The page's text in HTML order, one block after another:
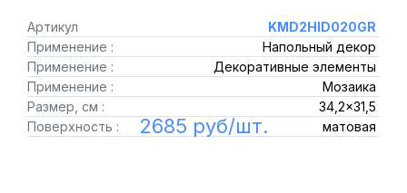
Артикул
KMD2HID020GR
Применение :
Напольный декор
Применение :
Декоративные элементы
Применение :
Мозаика
Размер, см :
34,2x31,5
Поверхность :
матовая
2685 руб/шт.